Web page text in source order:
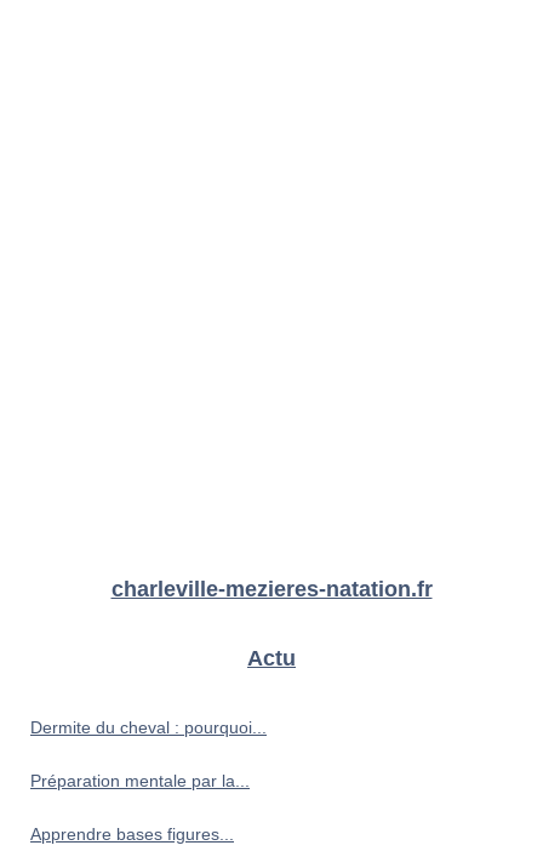
charleville-mezieres-natation.fr
Actu
Dermite du cheval : pourquoi...
Préparation mentale par la...
Apprendre bases figures...